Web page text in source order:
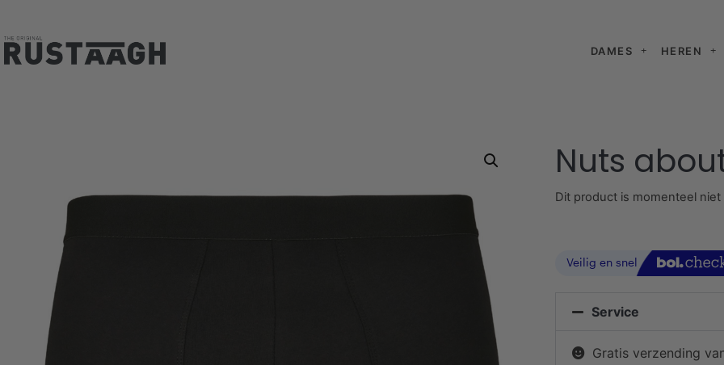
DAMES HEREN
Nuts
Dit product is momenteel niet
Service
Gratis verzending